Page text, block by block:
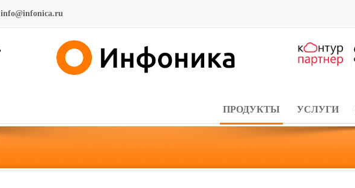
info@infonica.ru
ПРОДУКТЫ УСЛУГИ